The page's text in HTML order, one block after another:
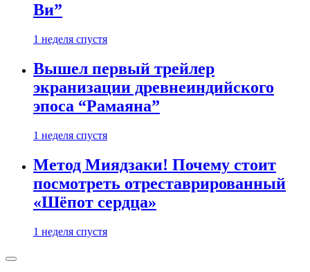
Ви”
1 неделя спустя
Вышел первый трейлер
экранизации древнеиндийского
эпоса “Рамаяна”
1 неделя спустя
Метод Миядзаки! Почему стоит
посмотреть отреставрированный
«Шёпот сердца»
1 неделя спустя